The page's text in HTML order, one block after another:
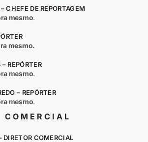
CHEFE DE REPORTAGEM
mesmo.
mesmo.
REPÓRTER
mesmo.
– REPÓRTER
mesmo.
COMERCIAL
DIRETOR COMERCIAL